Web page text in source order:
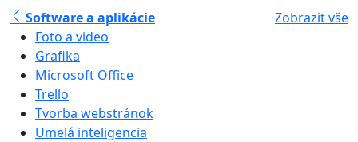
Software a aplikácie
Zobrazit vše
Foto a video
Grafika
Microsoft Office
Trello
Tvorba webstránok
Umelá inteligencia